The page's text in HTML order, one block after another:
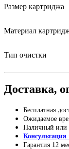
Размер картриджа
Материал
Тип очистки
Доставка,
Бесплатная
Ожидаемое
Наличный или
Консультация
Гарантия 12